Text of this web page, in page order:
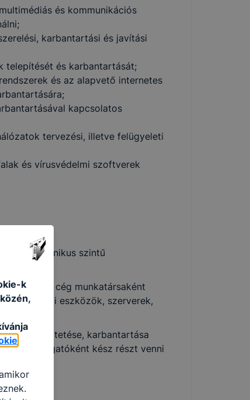
és kommunikációs
karbantartási és javítási
telepítését és karbantartását;
és az alapvető internetes
kapcsolatos
tervezési, illetve felügyeleti
és vírusvédelmi szoftverek
és technikus szintű
adott cég munkatársaként
hálózati eszközök, szerverek,
működtetése, karbantartása
és támogatóként kész részt venni
k